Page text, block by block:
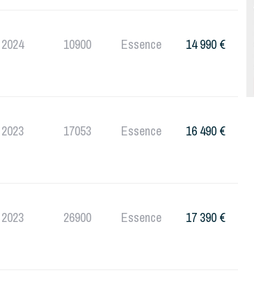
2024 10900 Essence 14 990 €
2023 17053 Essence 16 490 €
2023 26900 Essence 17 390 €